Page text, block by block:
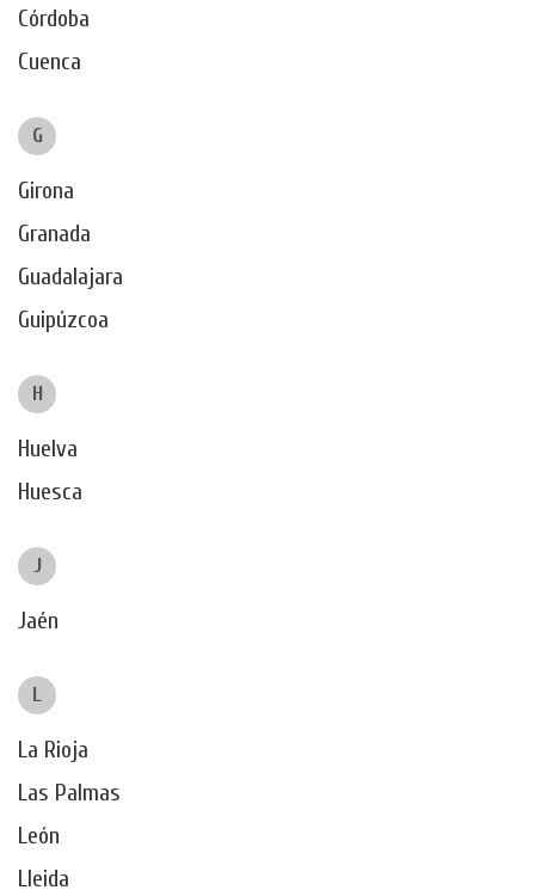
Córdoba
Cuenca
G
Girona
Granada
Guadalajara
Guipúzcoa
H
Huelva
Huesca
J
Jaén
L
La Rioja
Las Palmas
León
Lleida